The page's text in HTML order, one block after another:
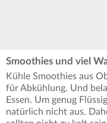
Smoothies und viel
Kühle Smoothies aus
für Abkühlung. Und
Essen. Um genug
natürlich nicht aus.